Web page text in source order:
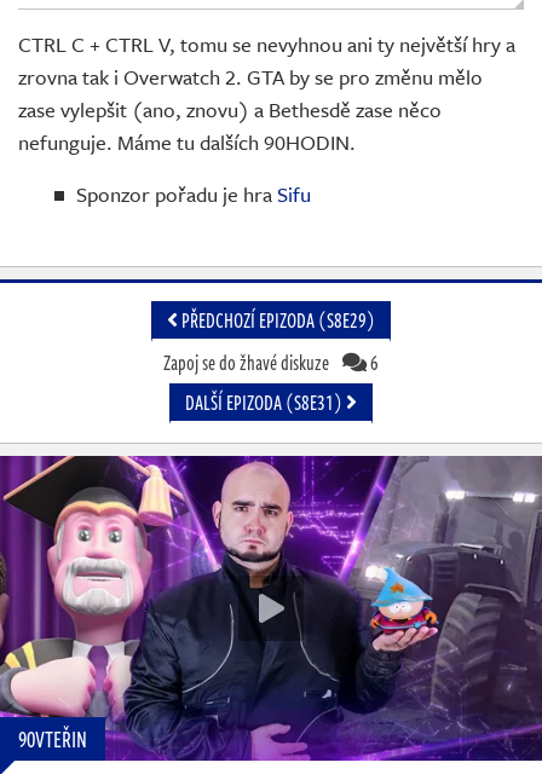
Živě
CTRL C + CTRL V, tomu se nevyhnou ani ty největší hry a
zrovna tak i Overwatch 2. GTA by se pro změnu mělo
zase vylepšit (ano, znovu) a Bethesdě zase něco
nefunguje. Máme tu dalších 90HODIN.
Sponzor pořadu je hraSifu
PŘEDCHOZÍ EPIZODA (S8E29)
Zapoj se do žhavé diskuze
6
DALŠÍ EPIZODA (S8E31)
90VTEŘIN